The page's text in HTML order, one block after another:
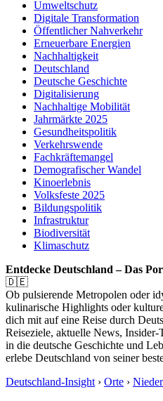
Umweltschutz
Digitale Transformation
Öffentlicher Nahverkehr
Erneuerbare Energien
Nachhaltigkeit
Deutschland
Deutsche Geschichte
Digitalisierung
Nachhaltige Mobilität
Jahrmärkte 2025
Gesundheitspolitik
Verkehrswende
Fachkräftemangel
Demografischer Wandel
Kinoerlebnis
Volksfeste 2025
Bildungspolitik
Infrastruktur
Biodiversität
Klimaschutz
Entdecke Deutschland – Das
🇩🇪
Ob pulsierende Metropolen oder
kulinarische Highlights oder
dich mit auf eine Reise durch
Reiseziele, aktuelle News,
in die deutsche Geschichte und
erlebe Deutschland von seiner
Deutschland-Insight › Orte ›